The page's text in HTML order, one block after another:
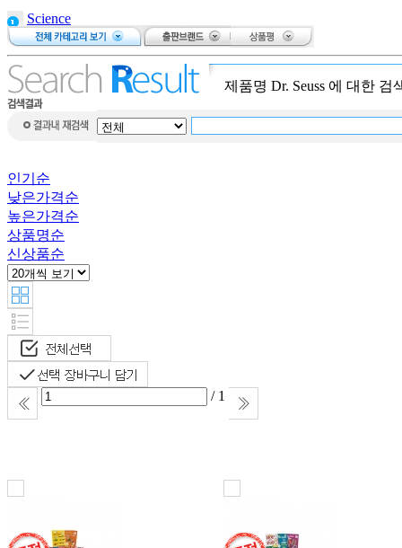
[중고샵] 명절 편의점 택배 배송안내
[중고샵] 2019년 11월 무이자 할부 안내
Science
brain puzzle
bike
Atalanta: The
Race Against
Little
Learner Packets
this is ilon
man
Warriors
All about
맥스 앤 루
비
제품명 Dr. Seuss 에 대한 검
인기순
낮은가격순
높은가격순
상품명순
신상품순
/ 1